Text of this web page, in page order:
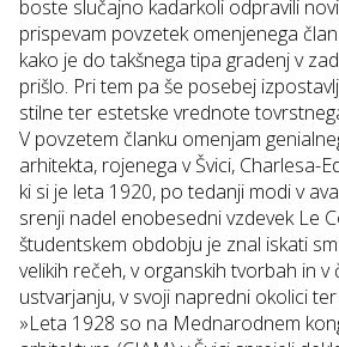
boste slučajno kadarkoli odpravili
prispevam povzetek omenjenega
kako je do takšnega tipa gradenj v
prišlo. Pri tem pa še posebej
stilne ter estetske vrednote
V povzetem članku omenjam
arhitekta, rojenega v Švici, Charlesa-
ki si je leta 1920, po tedanji modi v
srenji nadel enobesedni vzdevek Le
študentskem obdobju je znal iskati
velikih rečeh, v organskih tvorbah in v
ustvarjanju, v svoji napredni okolici
»Leta 1928 so na Mednarodnem